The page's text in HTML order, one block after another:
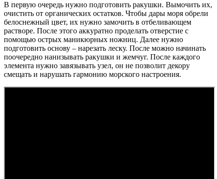
В первую очередь нужно подготовить ракушки. Вымочить их,
очистить от органических остатков. Чтобы дары моря обрели
белоснежный цвет, их нужно замочить в отбеливающем
растворе. После этого аккуратно проделать отверстие с
помощью острых маникюрных ножниц. Далее нужно
подготовить основу – нарезать леску. После можно начинать
поочередно нанизывать ракушки и жемчуг. После каждого
элемента нужно завязывать узел, он не позволит декору
смещать и нарушать гармонию морского настроения.